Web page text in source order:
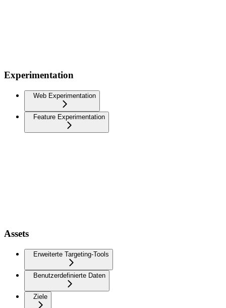
Experimentation
Web Experimentation
Feature Experimentation
Assets
Erweiterte Targeting-Tools
Benutzerdefinierte Daten
Ziele